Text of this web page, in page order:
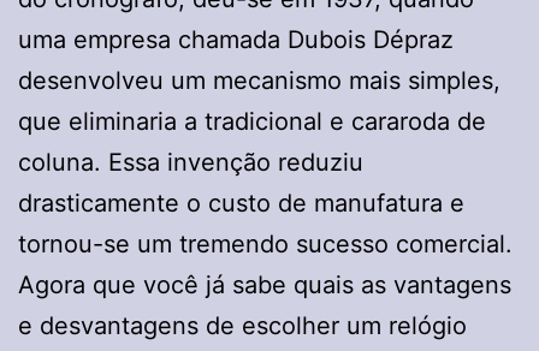
uma empresa chamada Dubois Dépraz
desenvolveu um mecanismo mais simples,
que eliminaria a tradicional e cararoda de
coluna. Essa invenção reduziu
drasticamente o custo de manufatura e
tornou-se um tremendo sucesso comercial.
Agora que você já sabe quais as vantagens
e desvantagens de escolher um relógio